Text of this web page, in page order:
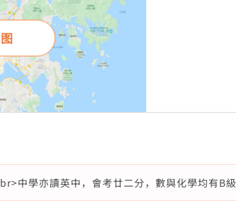
中學亦讀英中，會考廿二分，數與化學均有B級